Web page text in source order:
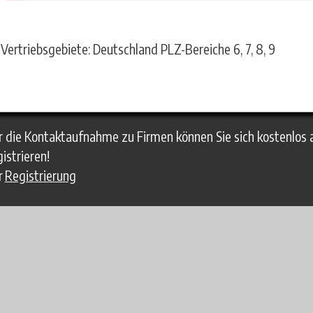
Vertriebsgebiete: Deutschland PLZ-Bereiche 6, 7, 8, 9
die Kontaktaufnahme zu Firmen können Sie sich
Registrierung